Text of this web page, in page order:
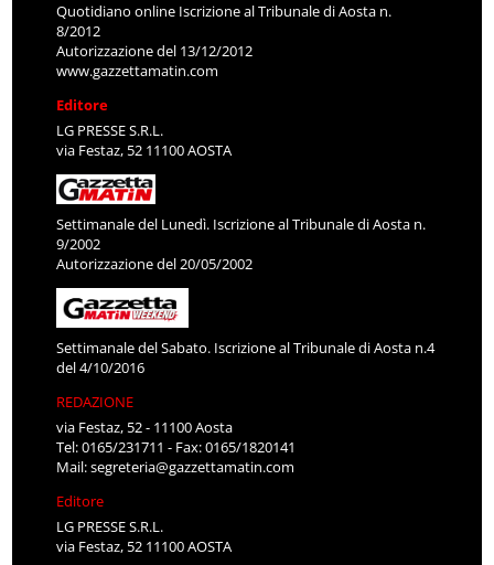
Quotidiano online Iscrizione al Tribunale di Aosta n.
8/2012
Autorizzazione del 13/12/2012
www.gazzettamatin.com
Editore
LG PRESSE S.R.L.
via Festaz, 52 11100 AOSTA
Settimanale del Lunedì. Iscrizione al Tribunale di Aosta n.
9/2002
Autorizzazione del 20/05/2002
Settimanale del Sabato. Iscrizione al Tribunale di Aosta n.4
del 4/10/2016
REDAZIONE
via Festaz, 52 - 11100 Aosta
Tel: 0165/231711 - Fax: 0165/1820141
Mail:segreteria@gazzettamatin.com
Editore
LG PRESSE S.R.L.
via Festaz, 52 11100 AOSTA